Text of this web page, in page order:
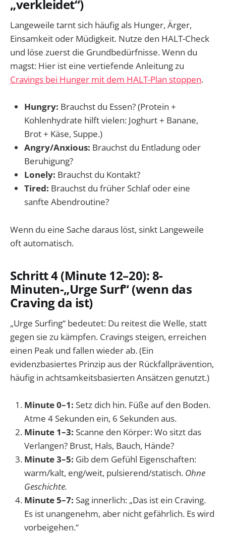
„verkleidet“)
Langeweile tarnt sich häufig als Hunger, Ärger,
Einsamkeit oder Müdigkeit. Nutze den HALT-Check
und löse zuerst die Grundbedürfnisse. Wenn du
magst: Hier ist eine vertiefende Anleitung zu
Cravings bei Hunger mit dem HALT-Plan stoppen.
Hungry: Brauchst du Essen? (Protein +
Kohlenhydrate hilft vielen: Joghurt + Banane,
Brot + Käse, Suppe.)
Angry/Anxious: Brauchst du Entladung oder
Beruhigung?
Lonely: Brauchst du Kontakt?
Tired: Brauchst du früher Schlaf oder eine
sanfte Abendroutine?
Wenn du eine Sache daraus löst, sinkt Langeweile
oft automatisch.
Schritt 4 (Minute 12–20): 8-
Minuten-„Urge Surf“ (wenn das
Craving da ist)
„Urge Surfing“ bedeutet: Du reitest die Welle, statt
gegen sie zu kämpfen. Cravings steigen, erreichen
einen Peak und fallen wieder ab. (Ein
evidenzbasiertes Prinzip aus der Rückfallprävention,
häufig in achtsamkeitsbasierten Ansätzen genutzt.)
Minute 0–1: Setz dich hin. Füße auf den Boden.
Atme 4 Sekunden ein, 6 Sekunden aus.
Minute 1–3: Scanne den Körper: Wo sitzt das
Verlangen? Brust, Hals, Bauch, Hände?
Minute 3–5: Gib dem Gefühl Eigenschaften:
warm/kalt, eng/weit, pulsierend/statisch. Ohne
Geschichte.
Minute 5–7: Sag innerlich: „Das ist ein Craving.
Es ist unangenehm, aber nicht gefährlich. Es wird
vorbeigehen.“